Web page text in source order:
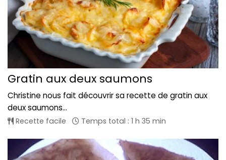
Gratin aux deux saumons
Christine nous fait découvrir sa recette de gratin aux
deux saumons...
Recette facile Temps total : 1 h 35 min